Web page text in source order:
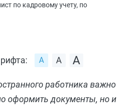
по кадровому учету, по
работника важно
оформить документы, но и